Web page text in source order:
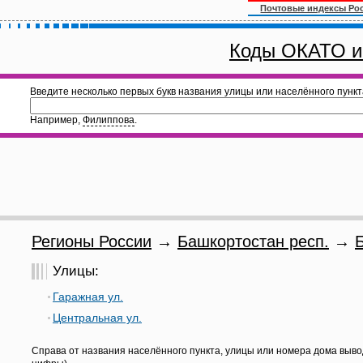
Почтовые индексы
Коды ОКАТО
Введите несколько первых букв названия улицы или населённого
Например, Филиппова.
Регионы России → Башкортостан респ. →
Улицы:
Гаражная ул.
Центральная ул.
Справа от названия населённого пункта, улицы или номера дома